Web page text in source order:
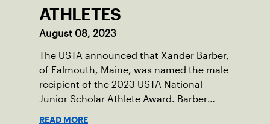
ATHLETES
August 08, 2023
The USTA announced that Xander Barber,
of Falmouth, Maine, was named the male
recipient of the 2023 USTA National
Junior Scholar Athlete Award. Barber
READ MORE